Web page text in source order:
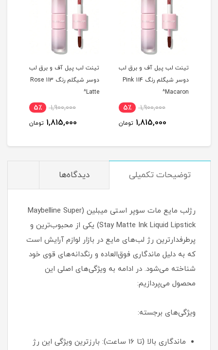
تینت لب پیل آف و برق لب
دوسر شیگلم رنگ 114 Pink
Macaron^
1,900,000 5٪
1,815,000 تومان
تینت لب پیل آف و برق لب
دوسر شیگلم رنگ 113 Rose
Latte^
1,900,000 5٪
1,815,000 تومان
توضیحات تکمیلی دیدگاه‌ها
رژلب مایع مات سوپر استی میبلین (Maybelline Super
Stay Matte Ink Liquid Lipstick) یکی از محبوب‌ترین و
پرطرفدارترین رژ لب‌های مایع در بازار لوازم آرایش است
که به دلیل ماندگاری فوق‌العاده و رنگدانه‌های قوی خود
شناخته می‌شود. در ادامه به ویژگی‌های اصلی این
محصول می‌پردازیم:
ویژگی‌های برجسته:
ماندگاری بالا (تا 16 ساعت): بارزترین ویژگی این رژ